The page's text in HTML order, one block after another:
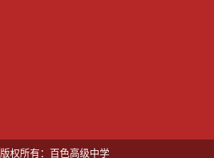
版权所有：百色高级中学